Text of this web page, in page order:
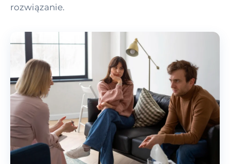
rozwiązanie.